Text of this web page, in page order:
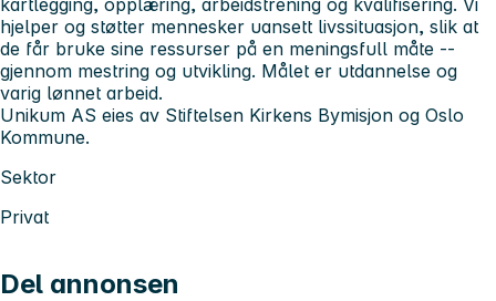
kartlegging, opplæring, arbeidstrening og kvalifisering. Vi
hjelper og støtter mennesker uansett livssituasjon, slik at
de får bruke sine ressurser på en meningsfull måte --
gjennom mestring og utvikling. Målet er utdannelse og
varig lønnet arbeid.
Unikum AS eies av Stiftelsen Kirkens Bymisjon og Oslo
Kommune.
Sektor
Privat
Del annonsen